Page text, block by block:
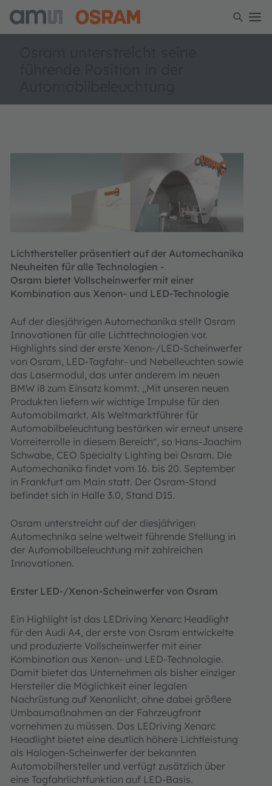
Lichthersteller präsentiert auf der Automechanika
Neuheiten für alle Technologien -
Osram bietet Vollscheinwerfer mit einer
Kombination aus Xenon- und LED-Technologie
Auf der diesjährigen Automechanika stellt Osram
Innovationen für alle Lichttechnologien vor.
Highlights sind der erste Xenon-/LED-Scheinwerfer
von Osram, LED-Tagfahr- und Nebelleuchten sowie
das Lasermodul, das unter anderem im neuen
BMW i8 zum Einsatz kommt. „Mit unseren neuen
Produkten liefern wir wichtige Impulse für den
Automobilmarkt. Als Weltmarktführer für
Automobilbeleuchtung bestärken wir erneut unsere
Vorreiterrolle in diesem Bereich", so Hans-Joachim
Schwabe, CEO Specialty Lighting bei Osram. Die
Automechanika findet vom 16. bis 20. September
in Frankfurt am Main statt. Der Osram-Stand
befindet sich in Halle 3.0, Stand D15.
Osram unterstreicht auf der diesjährigen
Automechnika seine weltweit führende Stellung in
der Automobilbeleuchtung mit zahlreichen
Innovationen.
Erster LED-/Xenon-Scheinwerfer von Osram
Ein Highlight ist das LEDriving Xenarc Headlight
für den Audi A4, der erste von Osram entwickelte
und produzierte Vollscheinwerfer mit einer
Kombination aus Xenon- und LED-Technologie.
Damit bietet das Unternehmen als bisher einziger
Hersteller die Möglichkeit einer legalen
Nachrüstung auf Xenonlicht, ohne dabei größere
Umbaumaßnahmen an der Fahrzeugfront
vornehmen zu müssen. Das LEDriving Xenarc
Headlight bietet eine deutlich höhere Lichtleistung
als Halogen-Scheinwerfer der bekannten
Automobilhersteller und verfügt zusätzlich über
eine Tagfahrlichtfunktion auf LED-Basis.